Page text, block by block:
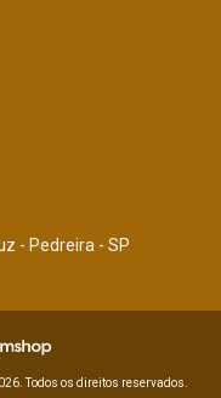
- Pedreira - SP
Todos os direitos reservados.